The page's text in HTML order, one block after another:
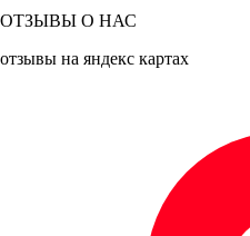
ОТЗЫВЫ О НАС
отзывы на яндекс картах